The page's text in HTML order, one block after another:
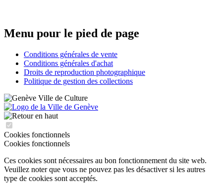
Menu pour le pied de page
Conditions générales de vente
Conditions générales d'achat
Droits de reproduction photographique
Politique de gestion des collections
Cookies fonctionnels
Cookies fonctionnels
Ces cookies sont nécessaires au bon fonctionnement du site web.
Veuillez noter que vous ne pouvez pas les désactiver si les autres
type de cookies sont acceptés.